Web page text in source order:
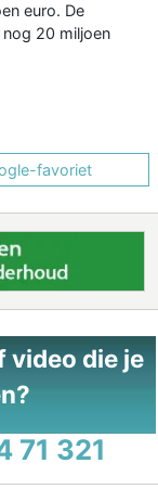
euro. De
20 miljoen
favoriet
video die je
71 321